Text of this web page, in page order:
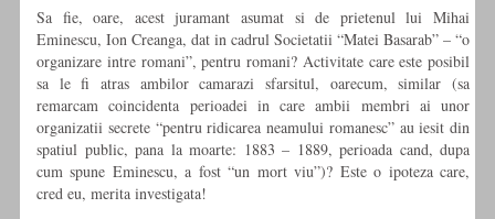
Sa fie, oare, acest juramant asumat si de prietenul lui Mihai
Eminescu, Ion Creanga, dat in cadrul Societatii “Matei Basarab” – “o
organizare intre romani”, pentru romani? Activitate care este posibil
sa le fi atras ambilor camarazi sfarsitul, oarecum, similar (sa
remarcam coincidenta perioadei in care ambii membri ai unor
organizatii secrete “pentru ridicarea neamului romanesc” au iesit din
spatiul public, pana la moarte: 1883 – 1889, perioada cand, dupa
cum spune Eminescu, a fost “un mort viu”)? Este o ipoteza care,
cred eu, merita investigata!